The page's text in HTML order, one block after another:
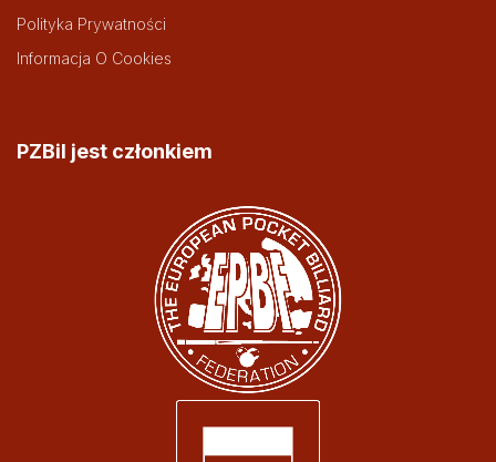
Polityka Prywatności
Informacja O Cookies
PZBil jest członkiem